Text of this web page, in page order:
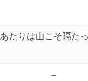
たりは山こそ隔た
–